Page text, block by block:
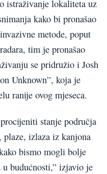
istraživanje lokaliteta uz
kako bi pronašao
metode, poput
tim je pronašao
se pridružio i Josh
Unknown”, koja je
ranije ovog mjeseca.
stanje područja
izlaza iz kanjona
bismo mogli bolje
budućnosti,” izjavio je